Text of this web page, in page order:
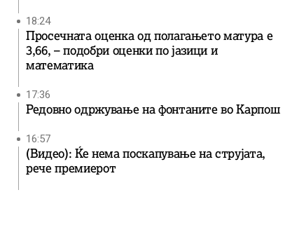
18:24
Просечната оценка од полагањето матура е
3,66, – подобри оценки по јазици и
математика
17:36
Редовно одржување на фонтаните во Карпош
16:57
(Видео): Ќе нема поскапување на струјата,
рече премиерот